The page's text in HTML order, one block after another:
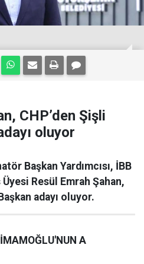
CHP’den Şişli
oluyor
Başkan Yardımcısı, İBB
Resül Emrah Şahan,
adayı oluyor.
A